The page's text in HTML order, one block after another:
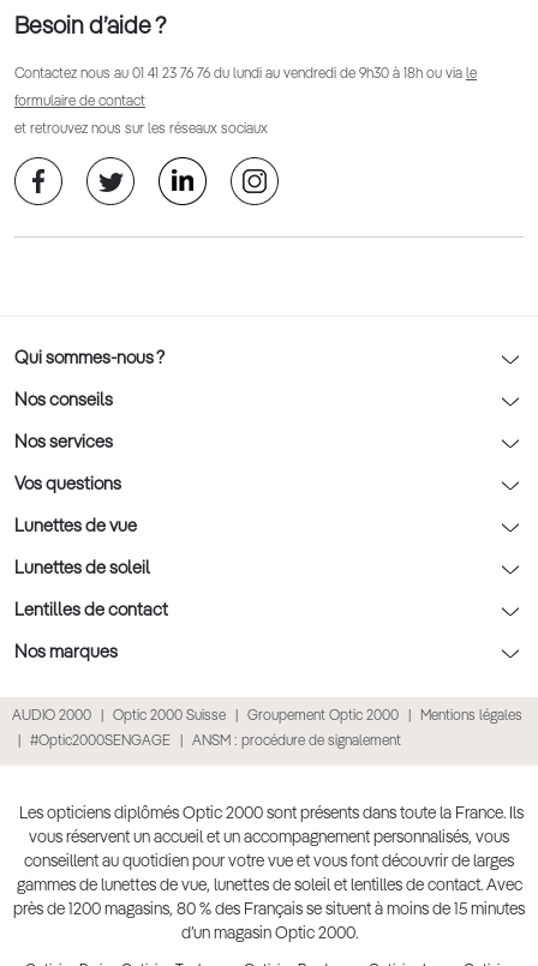
Besoin d’aide ?
Contactez nous au 01 41 23 76 76 du lundi au vendredi de 9h30 à 18h ou via le
formulaire de contact
et retrouvez nous sur les réseaux sociaux
Qui sommes-nous ?
Notre charte déontologique
AFNOR Certification
Rendez-vous prévision
Nos conseils
Nos conseils lunettes
Nos conseils lentilles
Nos conseils enfants
Nos conseils santé visuelle
Tout savoir sur nos verres
Nos services
Optic 2000 à domicile
Le contrôle de la vue chez votre opticien
L'entretien de votre équipement
La prise de rendez-vous en ligne
Point expert basse vision
Click & collect : Livraison gratuite en magasin
Accessibilité
Vos questions
Politique cookies
Conditions des offres
Politique de confidentialité des données
Retours et remboursements
Lunettes de vue
Lunettes de vue
Lunettes de vue homme
Lunettes de vue femme
Lunettes de vue Ray-Ban
Lunettes de vue Gucci
Lunettes de vue Chloé
Lunettes de vue Burberry
Lunettes de soleil
Lunettes de soleil
Lunettes de soleil homme
Lunettes de soleil enfant
Lunettes de soleil Ray-Ban
Lunettes de soleil Prada
Lunettes de soleil Gucci
Soldes Ete 2025
Lentilles de contact
Lentilles de contact
Lentille de nuit
Lentilles journalières
Produit lentilles
Nos marques
Lunettes Prada
Lunettes Guess
Lunettes Chloé
Lunettes Versace
AUDIO 2000 Optic 2000 Suisse Groupement Optic 2000
Mentions légales
#Optic2000SENGAGE
ANSM : procédure de signalement
Les opticiens diplômés Optic 2000 sont présents dans toute la France. Ils
vous réservent un accueil et un accompagnement personnalisés, vous
conseillent au quotidien pour votre vue et vous font découvrir de larges
gammes de lunettes de vue, lunettes de soleil et lentilles de contact. Avec
près de 1200 magasins, 80 % des Français se situent à moins de 15 minutes
d’un magasin Optic 2000.